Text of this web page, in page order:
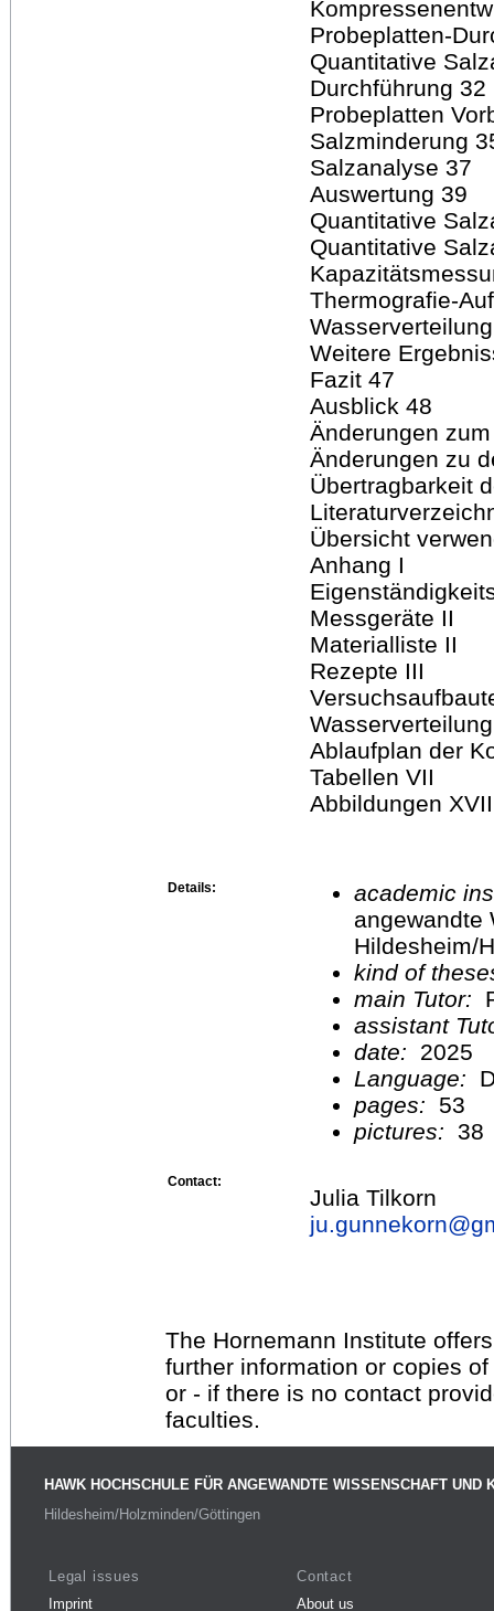
Probeplatten-
Quantitative
Durchführung 32
Probeplatten
Salzminderung
Salzanalyse 37
Auswertung 39
Quantitative
Quantitative
Thermografie-
Weitere
Fazit 47
Ausblick 48
Änderungen
Änderungen zu
Übertragbarkeit
Übersicht
Anhang I
Messgeräte II
Materialliste II
Rezepte III
Ablaufplan der
Tabellen VII
Abbildungen
Details:
academic
angewandte
Hildesheim/
kind of
main Tutor:
assistant
date:
2025
Language:
pages:
53
pictures: 38
Contact:
Julia Tilkorn
ju.gunnekorn@
The Hornemann Institute
further information or copies
or - if there is no contact
faculties.
HAWK HOCHSCHULE FÜR ANGEWANDTE WISSENSCHAFT UND
Hildesheim/Holzminden/Göttingen
Legal issues
Imprint
Contact
About us